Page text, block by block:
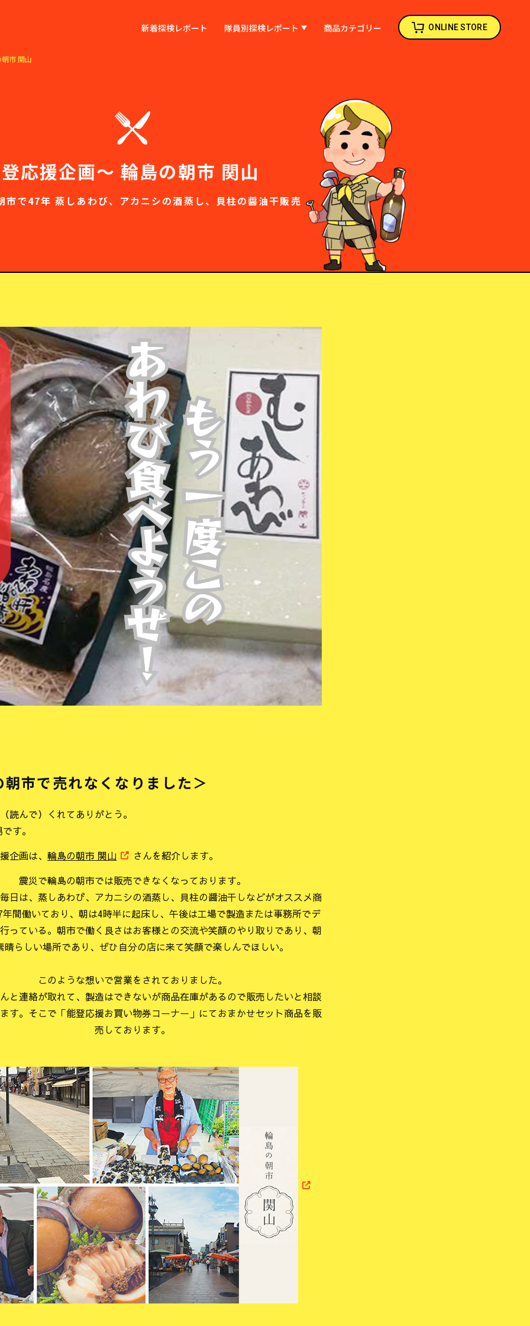
新着探検レポート 隊員別探検レポート 商品カテゴリー ONLINE STORE
市 関山
応援企画～ 輪島の朝市 関山
市で47年 蒸しあわび、アカニシの酒蒸し、貝柱の醤油干販売
市で売れなくなりました＞
読んで）くれてありがとう。
す。
企画は、 輪島の朝市 関山
さんを紹介します。
震災で輪島の朝市では販売できなくなっております。
日は、蒸しあわび、アカニシの酒蒸し、貝柱の醤油干しなどがオススメ商
間働いており、朝は4時半に起床し、午後は工場で製造または事務所でデ
っている。朝市で働く良さはお客様との交流や笑顔のやり取りであり、朝
晴らしい場所であり、ぜひ自分の店に来て笑顔で楽しんでほしい。
このような想いで営業をされておりました。
と連絡が取れて、製造はできないが商品在庫があるので販売したいと相談
す。そこで「能登応援お買い物券コーナー」にておまかせセット商品を販
売しております。